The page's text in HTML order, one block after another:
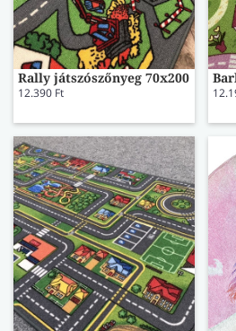
Rally játszószőnyeg 70x200
12.390 Ft